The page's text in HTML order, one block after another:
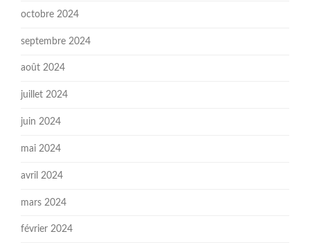
octobre 2024
septembre 2024
août 2024
juillet 2024
juin 2024
mai 2024
avril 2024
mars 2024
février 2024